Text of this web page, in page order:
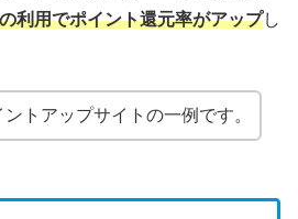
利用でポイント還元率がアップし
トアップサイトの一例です。